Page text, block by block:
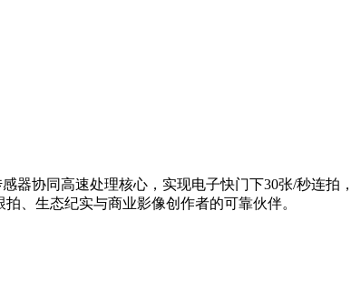
器协同高速处理核心，实现电子快门下30张/秒连
、生态纪实与商业影像创作者的可靠伙伴。